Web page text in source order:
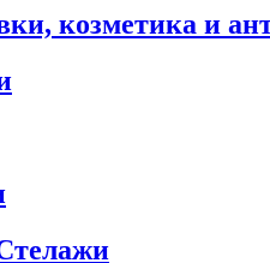
козметика и